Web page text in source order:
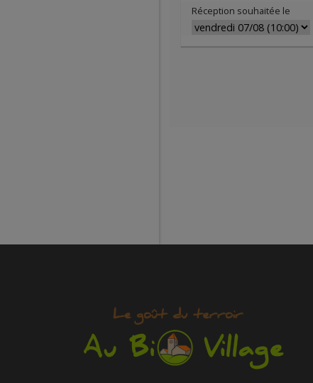
Réception souhaitée le